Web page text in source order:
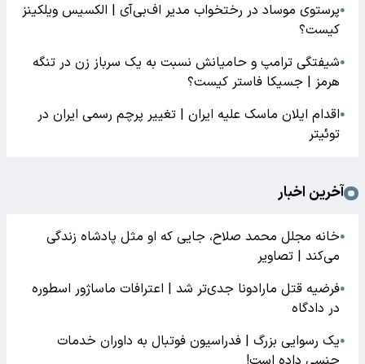
●پرستوی موساد در رختخواب مدیر اف‌بی‌آی | الکسیس ویلکینز
کیست؟
●شیفتگی ترامپ و حامیانش نسبت به یک سرباز زن در تنگه
هرمز | جسیکا فاستر کیست؟
●اقدام ایلان ماسک علیه ایران | تغییر پرچم رسمی ایران در
توئیتر
آخرین اخبار
●خانه مجلل محمد صلاح، جایی که او مثل پادشاه زندگی
می‌کند | تصاویر
●فرضیه قتل مارادونا جدی‌تر شد | اعترافات ماساژور اسطوره
در دادگاه
●یک رسوایی بزرگ | فدراسیون فوتبال به داوران خدمات